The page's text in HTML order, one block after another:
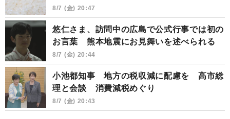
8/7 (金) 20:47
悠仁さま、訪問中の広島で公式行事では初の
お言葉 熊本地震にお見舞いを述べられる
8/7 (金) 20:44
小池都知事 地方の税収減に配慮を 高市総
理と会談 消費減税めぐり
8/7 (金) 20:43